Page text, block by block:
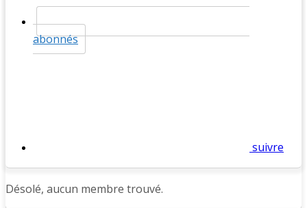
abonnés
suivre
Désolé, aucun membre trouvé.